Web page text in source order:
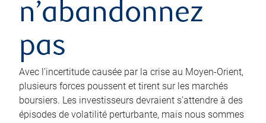
n’abandonnez
pas
Avec l’incertitude causée par la crise au Moyen-Orient,
plusieurs forces poussent et tirent sur les marchés
boursiers. Les investisseurs devraient s’attendre à des
épisodes de volatilité perturbante, mais nous sommes